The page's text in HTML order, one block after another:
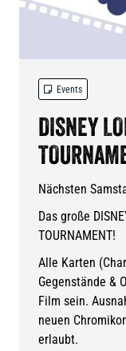
 Events
DISNEY
Nächsten
Das große
TOURNAMENT!
Alle Karten
Gegenstände &
Film sein.
neuen
erlaubt.